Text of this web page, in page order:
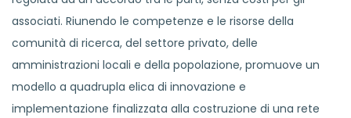
associati. Riunendo le competenze e le risorse della
comunità di ricerca, del settore privato, delle
amministrazioni locali e della popolazione, promuove un
modello a quadrupla elica di innovazione e
implementazione finalizzata alla costruzione di una rete